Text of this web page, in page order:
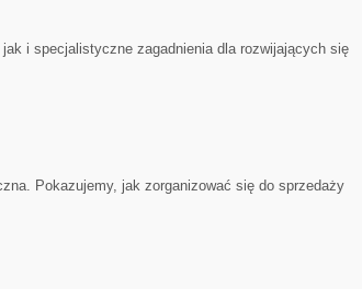
i specjalistyczne zagadnienia dla rozwijających się
Pokazujemy, jak zorganizować się do sprzedaży